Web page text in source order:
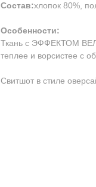
Состав:хлопок 80%,
Особенности:
Ткань с ЭФФЕКТОМ
теплее и ворсистее с
Свитшот в стиле